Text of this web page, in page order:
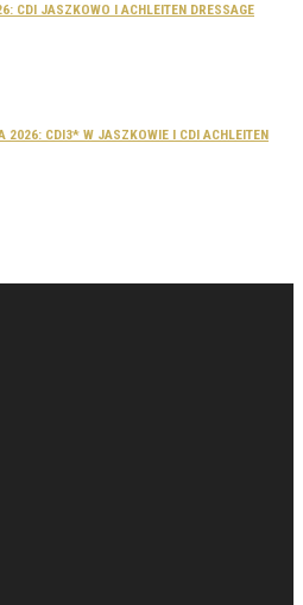
CDI JASZKOWO I ACHLEITEN DRESSAGE
2026: CDI3* W JASZKOWIE I CDI ACHLEITEN